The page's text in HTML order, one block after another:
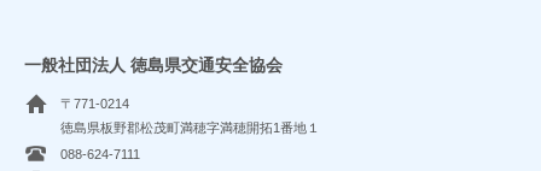
一般社団法人 徳島県交通安全協会
〒771-0214
徳島県板野郡松茂町満穂字満穂開拓1番地１
088-624-7111